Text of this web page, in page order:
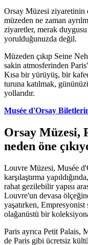
Orsay Müzesi ziyaretinin
müzeden ne zaman
ziyaretler, merak
yorulduğunuzda değil.
Müzeden çıkıp Seine
sakin atmosferinden
Kısa bir yürüyüş, bir
turuna katılmak,
yollarıdır.
Musée d'Orsay
Orsay Müzesi,
neden öne
Louvre Müzesi, Musée
karşılaştırma
rahat gezilebilir yapısı
Louvre'un devasa
yaşatırken, Empresyonist
olağanüstü bir
Paris ayrıca Petit Palais,
de Paris gibi ücretsiz